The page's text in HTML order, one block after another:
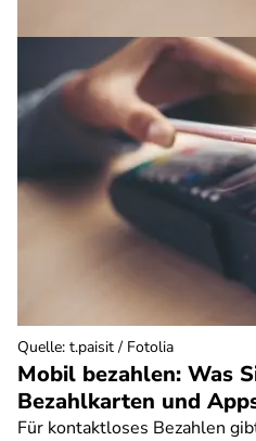
Mobil bezahlen: Was
Bezahlkarten und
Für kontaktloses Bezahlen
Quelle: t.paisit / Fotolia